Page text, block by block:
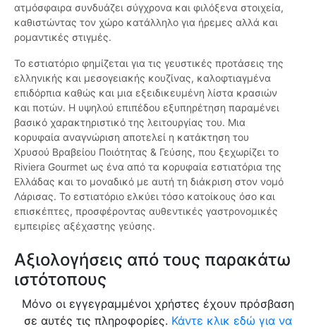
ατμόσφαιρα συνδυάζει σύγχρονα και φιλόξενα στοιχεία,
καθιστώντας τον χώρο κατάλληλο για ήρεμες αλλά και
ρομαντικές στιγμές.
Το εστιατόριο φημίζεται για τις γευστικές προτάσεις της
ελληνικής και μεσογειακής κουζίνας, καλοφτιαγμένα
επιδόρπια καθώς και μια εξειδικευμένη λίστα κρασιών
και ποτών. Η υψηλού επιπέδου εξυπηρέτηση παραμένει
βασικό χαρακτηριστικό της λειτουργίας του. Μια
κορυφαία αναγνώριση αποτελεί η κατάκτηση του
Χρυσού Βραβείου Ποιότητας & Γεύσης, που ξεχωρίζει το
Riviera Gourmet ως ένα από τα κορυφαία εστιατόρια της
Ελλάδας και το μοναδικό με αυτή τη διάκριση στον νομό
Λάρισας. Το εστιατόριο ελκύει τόσο κατοίκους όσο και
επισκέπτες, προσφέροντας αυθεντικές γαστρονομικές
εμπειρίες αξέχαστης γεύσης.
Αξιολογήσεις από τους παρακάτω
ιστότοπους
Μόνο οι εγγεγραμμένοι χρήστες έχουν πρόσβαση
σε αυτές τις πληροφορίες. Κάντε κλικ εδώ για να